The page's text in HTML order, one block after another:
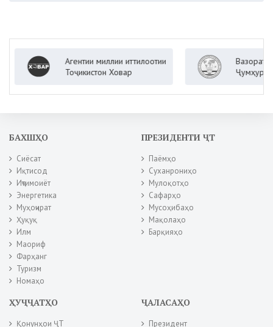
Агентии миллии иттилоотии
Тоҷикистон Ховар
Вазорати
Ҷумҳурии
БАХШҲО
Сиёсат
Иқтисод
Иҷтимоиёт
Энергетика
Муҳоҷират
Ҳуқуқ
Илм
Маориф
Фарҳанг
Туризм
Номаҳо
ПРЕЗИДЕНТИ ҶТ
Паёмҳо
Суханрониҳо
Мулоқотҳо
Сафарҳо
Мусоҳибаҳо
Мақолаҳо
Барқияҳо
ҲУҶҶАТҲО
Қонунҳои ҶТ
ҶАЛАСАҲО
Президент